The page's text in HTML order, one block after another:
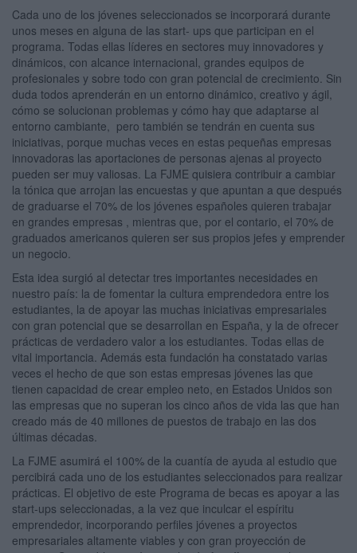
Cada uno de los jóvenes seleccionados se incorporará durante
unos meses en alguna de las start- ups que participan en el
programa. Todas ellas líderes en sectores muy innovadores y
dinámicos, con alcance internacional, grandes equipos de
profesionales y sobre todo con gran potencial de crecimiento. Sin
duda todos aprenderán en un entorno dinámico, creativo y ágil,
cómo se solucionan problemas y cómo hay que adaptarse al
entorno cambiante, pero también se tendrán en cuenta sus
iniciativas, porque muchas veces en estas pequeñas empresas
innovadoras las aportaciones de personas ajenas al proyecto
pueden ser muy valiosas. La FJME quisiera contribuir a cambiar
la tónica que arrojan las encuestas y que apuntan a que después
de graduarse el 70% de los jóvenes españoles quieren trabajar
en grandes empresas , mientras que, por el contario, el 70% de
graduados americanos quieren ser sus propios jefes y emprender
un negocio.
Esta idea surgió al detectar tres importantes necesidades en
nuestro país: la de fomentar la cultura emprendedora entre los
estudiantes, la de apoyar las muchas iniciativas empresariales
con gran potencial que se desarrollan en España, y la de ofrecer
prácticas de verdadero valor a los estudiantes. Todas ellas de
vital importancia. Además esta fundación ha constatado varias
veces el hecho de que son estas empresas jóvenes las que
tienen capacidad de crear empleo neto, en Estados Unidos son
las empresas que no superan los cinco años de vida las que han
creado más de 40 millones de puestos de trabajo en las dos
últimas décadas.
La FJME asumirá el 100% de la cuantía de ayuda al estudio que
percibirá cada uno de los estudiantes seleccionados para realizar
prácticas. El objetivo de este Programa de becas es apoyar a las
start-ups seleccionadas, a la vez que inculcar el espíritu
emprendedor, incorporando perfiles jóvenes a proyectos
empresariales altamente viables y con gran proyección de